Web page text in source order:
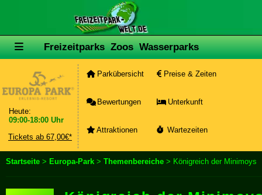
Freizeitparks Zoos Wasserparks
Heute:
09:00-18:00 Uhr
Tickets ab 67,00€*
Parkübersicht Preise & Zeiten
Bewertungen Unterkunft
Attraktionen Wartezeiten
Startseite > Europa-Park > Themenbereiche > Königreich der Minimoys